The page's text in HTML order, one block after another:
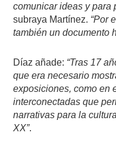
comunicar ideas y para
subraya Martínez. “Por
también un documento
Díaz añade: “Tras 17
que era necesario
exposiciones, como en
interconectadas que
narrativas para la
XX”.